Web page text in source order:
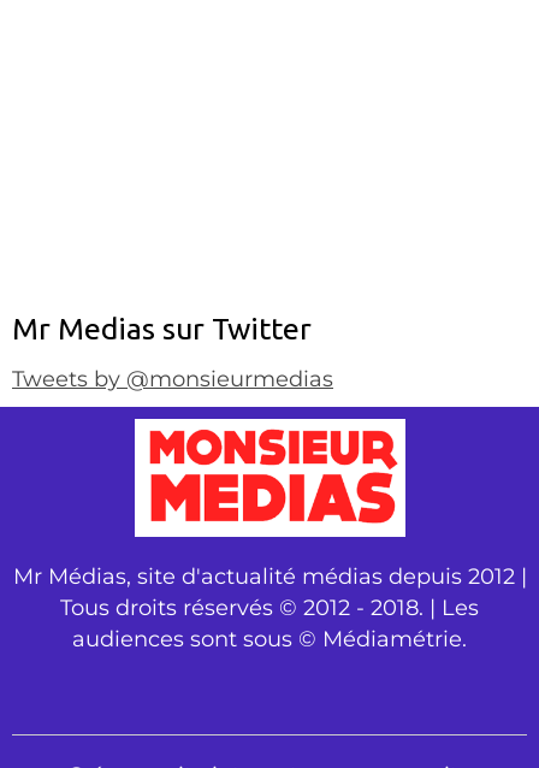
Mr Medias sur Twitter
Tweets by @monsieurmedias
Mr Médias, site d'actualité médias depuis 2012 |
Tous droits réservés © 2012 - 2018. | Les
audiences sont sous © Médiamétrie.